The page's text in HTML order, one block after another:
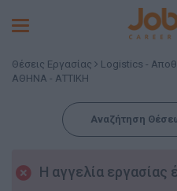
Toggle
Θέσεις Εργασίας Logistics -
ΑΘΗΝΑ - ΑΤΤΙΚΗ
Αναζήτηση
Η αγγελία εργασίας